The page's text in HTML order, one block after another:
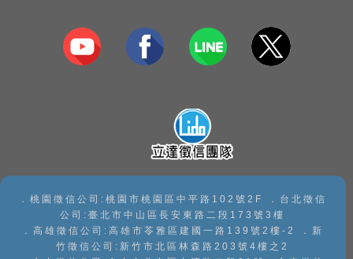
宜蘭徵信社
台東徵信社
子女行蹤調查
手機資料救援
感情挽回
．桃園徵信公司:桃園市桃園區中平路102號2F ．台北徵信
公司:臺北市中山區長安東路二段173號3樓
．高雄徵信公司:高雄市苓雅區建國一路139號2樓-2 ．新
竹徵信公司:新竹市北區林森路203號4樓之2